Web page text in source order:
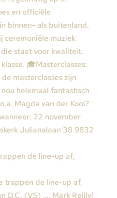
de line-up af,